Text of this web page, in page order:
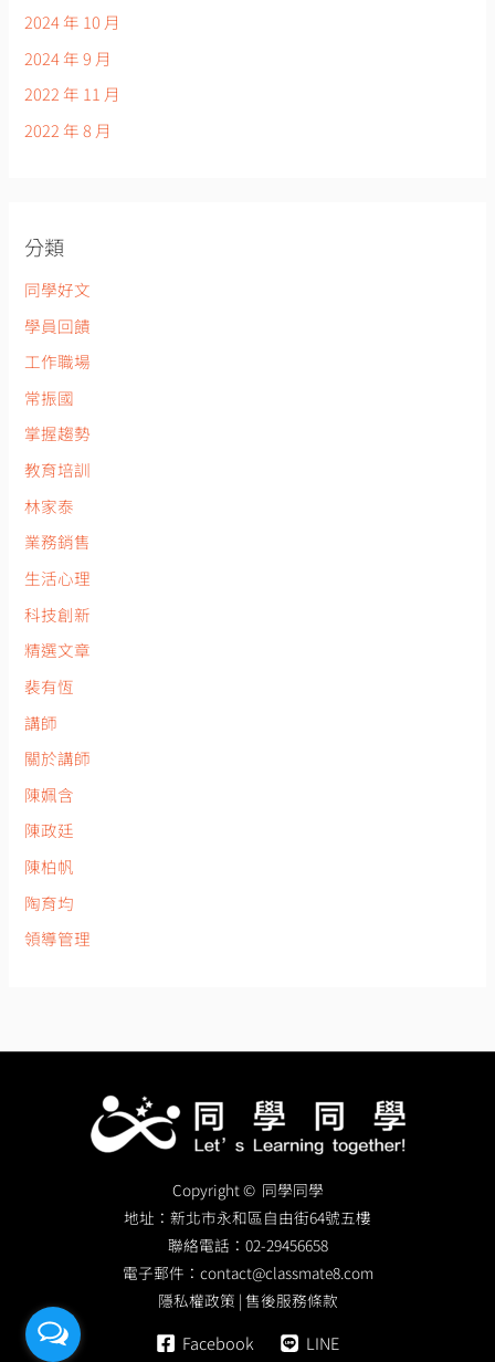
2024 年 10 月
2024 年 9 月
2022 年 11 月
2022 年 8 月
分類
同學好文
學員回饋
工作職場
常振國
掌握趨勢
教育培訓
林家泰
業務銷售
生活心理
科技創新
精選文章
裴有恆
講師
關於講師
陳姵含
陳政廷
陳柏帆
陶育均
領導管理
Copyright © 同學同學
地址： 新北市永和區自由街64號五樓
聯絡電話： 02-29456658
電子郵件： contact@classmate8.com
隱私權政策 | 售後服務條款
Facebook LINE